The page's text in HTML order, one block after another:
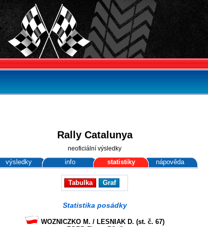
Rally Catalunya
neoficiální výsledky
výsledky info statistiky nápověda
Tabulka Graf
Statistika posádky
WOZNICZKO M. / LESNIAK D. (st. č. 67)